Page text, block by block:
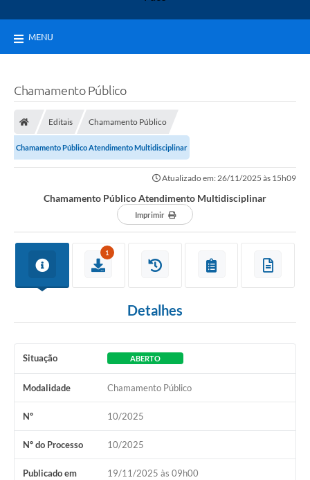
MENU
Chamamento Público
Editais Chamamento Público
Chamamento Público Atendimento Multidisciplinar
Atualizado em: 26/11/2025 às 15h09
Chamamento Público Atendimento Multidisciplinar
Imprimir
1
Detalhes
Situação ABERTO
Modalidade Chamamento Público
Nº 10/2025
Nº do Processo 10/2025
Publicado em 19/11/2025 às 09h00